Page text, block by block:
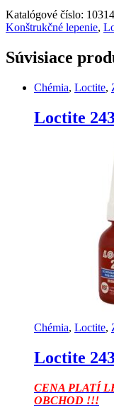
Katalógové číslo:
Konštrukčné lepenie,
Súvisiace
Chémia, Loctite,
Loctite
Chémia, Loctite,
Loctite
CENA PLATÍ
OBCHOD !!!